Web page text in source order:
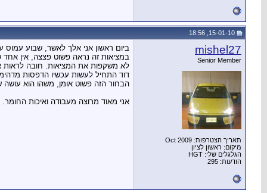
mishel27
Senior Member
תאריך הצטרפות: Oct 2009
מיקום: ראשון לציון
הגלגלים שלי: HGT
הודעות: 295
ביום ראשון אני אלך לאשר, שבוע עמוס
במציאות זה נראה פשוט פצצה, אין
לא משקפות את המציאות. חובה לראות
דוד התחיל לעשות עכשיו הדפסות
הבחור הזה פשוט אומן, משהו הוא
אני מאוד מרוצה מעבודה ואיכות